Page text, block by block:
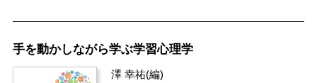
手を動かしながら学ぶ学習心理学
澤 幸祐(編)